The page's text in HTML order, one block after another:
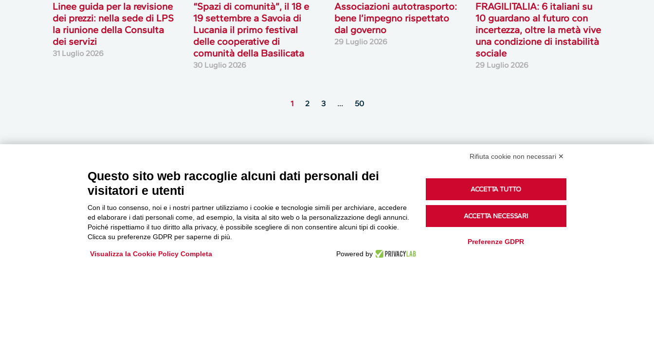
Linee guida per la revisione
dei prezzi: nella sede di LPS
la riunione della Consulta
dei servizi
31 Luglio 2026
“Spazi di comunità”, il 18 e
19 settembre a Savoia di
Lucania il primo festival
delle cooperative di
comunità della Basilicata
30 Luglio 2026
Associazioni autotrasporto:
bene l’impegno rispettato
dal governo
29 Luglio 2026
FRAGILITALIA: 6 italiani su
10 guardano al futuro con
incertezza, oltre la metà vive
una condizione di instabilità
sociale
29 Luglio 2026
1 2 3 … 50
Newsletter
Accedi o iscriviti alla nostra Newsletter Legacoop
Informazioni per restare sempre aggiornati sul
mondo della cooperazione.
MultiMedia
Guarda i nostri video, storie e webinar.
Podcast
Rifiuta cookie non necessari ✕
Questo sito web raccoglie alcuni dati personali dei
visitatori e utenti
Con il tuo consenso, noi e i nostri partner utilizziamo i cookie e tecnologie simili per archiviare, accedere
ed elaborare i dati personali come, ad esempio, la visita al sito web o la personalizzazione degli annunci.
Poiché rispettiamo il tuo diritto alla privacy, è possibile scegliere di non consentire alcuni tipi di cookie.
Clicca su preferenze GDPR per saperne di più.
Visualizza la Cookie Policy Completa Powered by
ACCETTA TUTTO
ACCETTA NECESSARI
Preferenze GDPR